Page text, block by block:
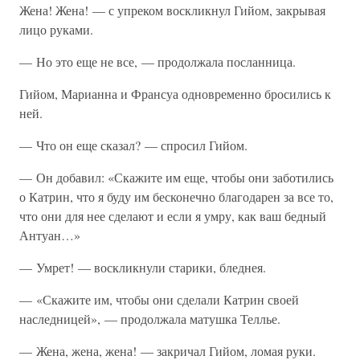
Жена! Жена! — с упреком воскликнул Гийом, закрывая
лицо руками.
— Но это еще не все, — продолжала посланница.
Гийом, Марианна и Франсуа одновременно бросились к
ней.
— Что он еще сказал? — спросил Гийом.
— Он добавил: «Скажите им еще, чтобы они заботились
о Катрин, что я буду им бесконечно благодарен за все то,
что они для нее сделают и если я умру, как ваш бедный
Антуан…»
— Умрет! — воскликнули старики, бледнея.
— «Скажите им, чтобы они сделали Катрин своей
наследницей», — продолжала матушка Теллье.
— Жена, жена, жена! — закричал Гийом, ломая руки.